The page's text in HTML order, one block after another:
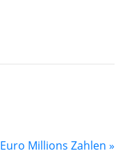
Euro Millions Zahlen »